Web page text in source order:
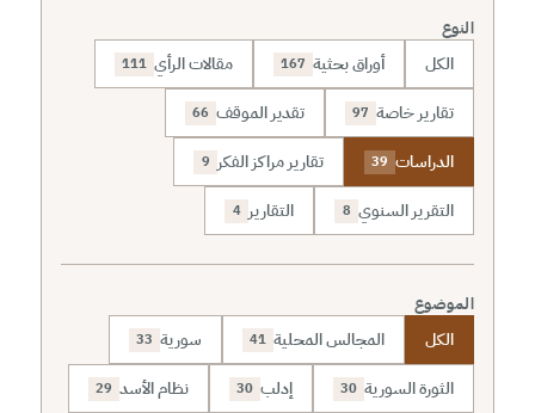
النوع
الكل أوراق بحثية 167 مقالات الرأي 111
تقارير خاصة 97 تقدير الموقف 66
الدراسات 39 تقارير مراكز الفكر 9
التقرير السنوي 8 التقارير 4
الموضوع
الكل المجالس المحلية 41 سورية 33
الثورة السورية 30 إدلب 30 نظام الأسد 29